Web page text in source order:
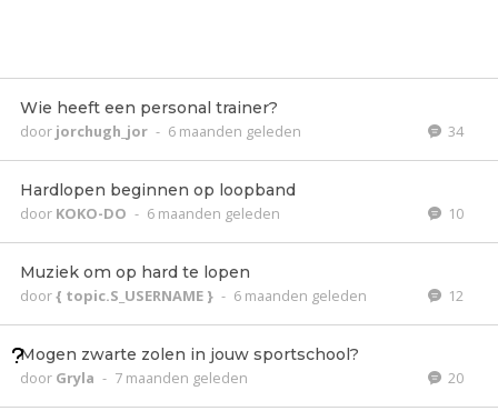
Wie heeft een personal trainer?
door jorchugh_jor - 6 maanden geleden 34
Hardlopen beginnen op loopband
door KOKO-DO - 6 maanden geleden 10
Muziek om op hard te lopen
door{ topic.S_USERNAME } - 6 maanden geleden 12
Mogen zwarte zolen in jouw sportschool?
door Gryla - 7 maanden geleden 20